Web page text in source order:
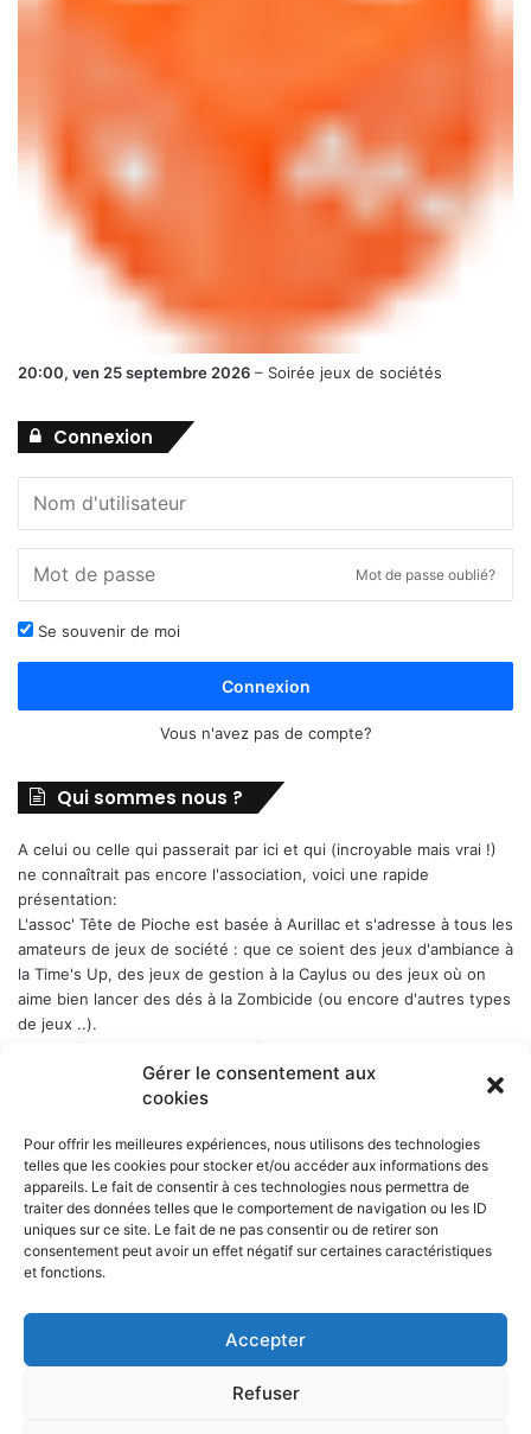
Gérer le consentement aux
cookies
Pour offrir les meilleures expériences, nous utilisons des technologies
telles que les cookies pour stocker et/ou accéder aux informations des
appareils. Le fait de consentir à ces technologies nous permettra de
traiter des données telles que le comportement de navigation ou les ID
uniques sur ce site. Le fait de ne pas consentir ou de retirer son
consentement peut avoir un effet négatif sur certaines caractéristiques
et fonctions.
Accepter
Refuser
20:00, ven 25 septembre 2026 – Soirée jeux de sociétés
Connexion
Mot de passe oublié?
Se souvenir de moi
Connexion
Vous n'avez pas de compte?
Qui sommes nous ?
A celui ou celle qui passerait par ici et qui (incroyable mais vrai !)
ne connaîtrait pas encore l'association, voici une rapide
présentation:
L'assoc' Tête de Pioche est basée à Aurillac et s'adresse à tous les
amateurs de jeux de société : que ce soient des jeux d'ambiance à
la Time's Up, des jeux de gestion à la Caylus ou des jeux où on
aime bien lancer des dés à la Zombicide (ou encore d'autres types
de jeux ..).
Les soirées-jeux sont ouvertes à tous (enfin quand même plutôt
aux adultes). Elles ont lieu chaque Week-end en alternance : 1er
samedi du mois, puis vendredi, puis samedi etc..., a Belbex (6
minuit...
La cotisation annuelle est de 10 € (mais le trésorier est indulgent
envers les curieux qui viennent une fois comme ça ...)Donc, si
cela vous dit, n'hésitez pas !